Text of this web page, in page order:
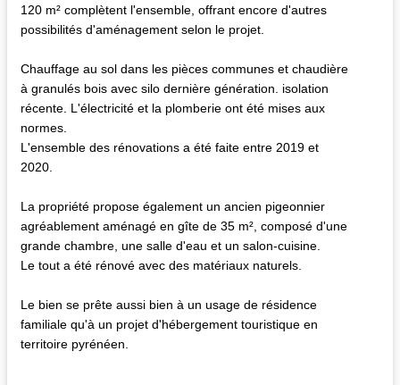
120 m² complètent l'ensemble, offrant encore d'autres
possibilités d'aménagement selon le projet.
Chauffage au sol dans les pièces communes et chaudière
à granulés bois avec silo dernière génération. isolation
récente. L'électricité et la plomberie ont été mises aux
normes.
L'ensemble des rénovations a été faite entre 2019 et
2020.
La propriété propose également un ancien pigeonnier
agréablement aménagé en gîte de 35 m², composé d'une
grande chambre, une salle d'eau et un salon-cuisine.
Le tout a été rénové avec des matériaux naturels.
Le bien se prête aussi bien à un usage de résidence
familiale qu'à un projet d'hébergement touristique en
territoire pyrénéen.